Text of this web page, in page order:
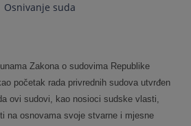
Osnivanje suda
Zakona o sudovima Republike
početak rada privrednih sudova utvrđen
ovi sudovi, kao nosioci sudske vlasti,
na osnovama svoje stvarne i mjesne